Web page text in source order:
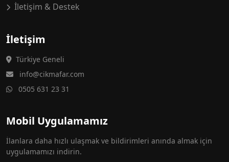
İletişim & Destek
İletişim
Türkiye Geneli
info@cikmafar.com
0505 631 23 31
Mobil Uygulamamız
İlanlara daha hızlı ulaşmak ve bildirimleri anında almak için
uygulamamızı indirin.